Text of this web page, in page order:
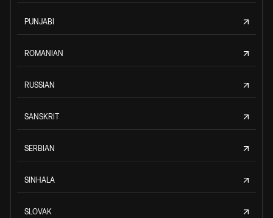
PUNJABI
ROMANIAN
RUSSIAN
SANSKRIT
SERBIAN
SINHALA
SLOVAK